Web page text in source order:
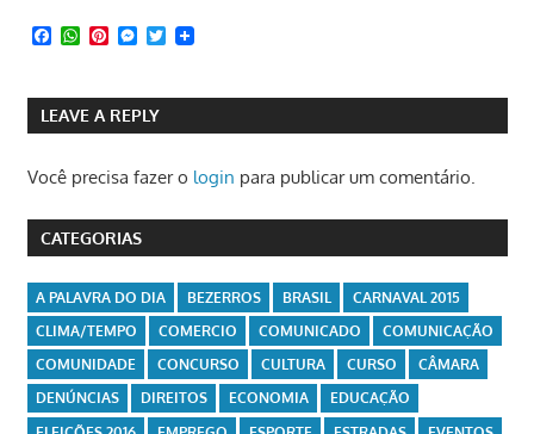
Facebook
WhatsApp
Pinterest
Messenger
Twitter
LEAVE A REPLY
Você precisa fazer o login para publicar um comentário.
CATEGORIAS
A PALAVRA DO DIA BEZERROS BRASIL
CARNAVAL 2015
CLIMA/TEMPO
COMERCIO COMUNICADO
COMUNICAÇÃO
COMUNIDADE
CONCURSO CULTURA CURSO
CÂMARA
DENÚNCIAS
DIREITOS ECONOMIA
EDUCAÇÃO